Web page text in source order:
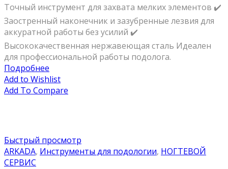
Точный инструмент для захвата мелких элементов ✔️
Заостренный наконечник и зазубренные лезвия для
аккуратной работы без усилий ✔️
Высококачественная нержавеющая сталь Идеален
для профессиональной работы подолога.
Подробнее
Add to Wishlist
Add To Compare
Быстрый просмотр
ARKADA, Инструменты для подологии, НОГТЕВОЙ
СЕРВИС